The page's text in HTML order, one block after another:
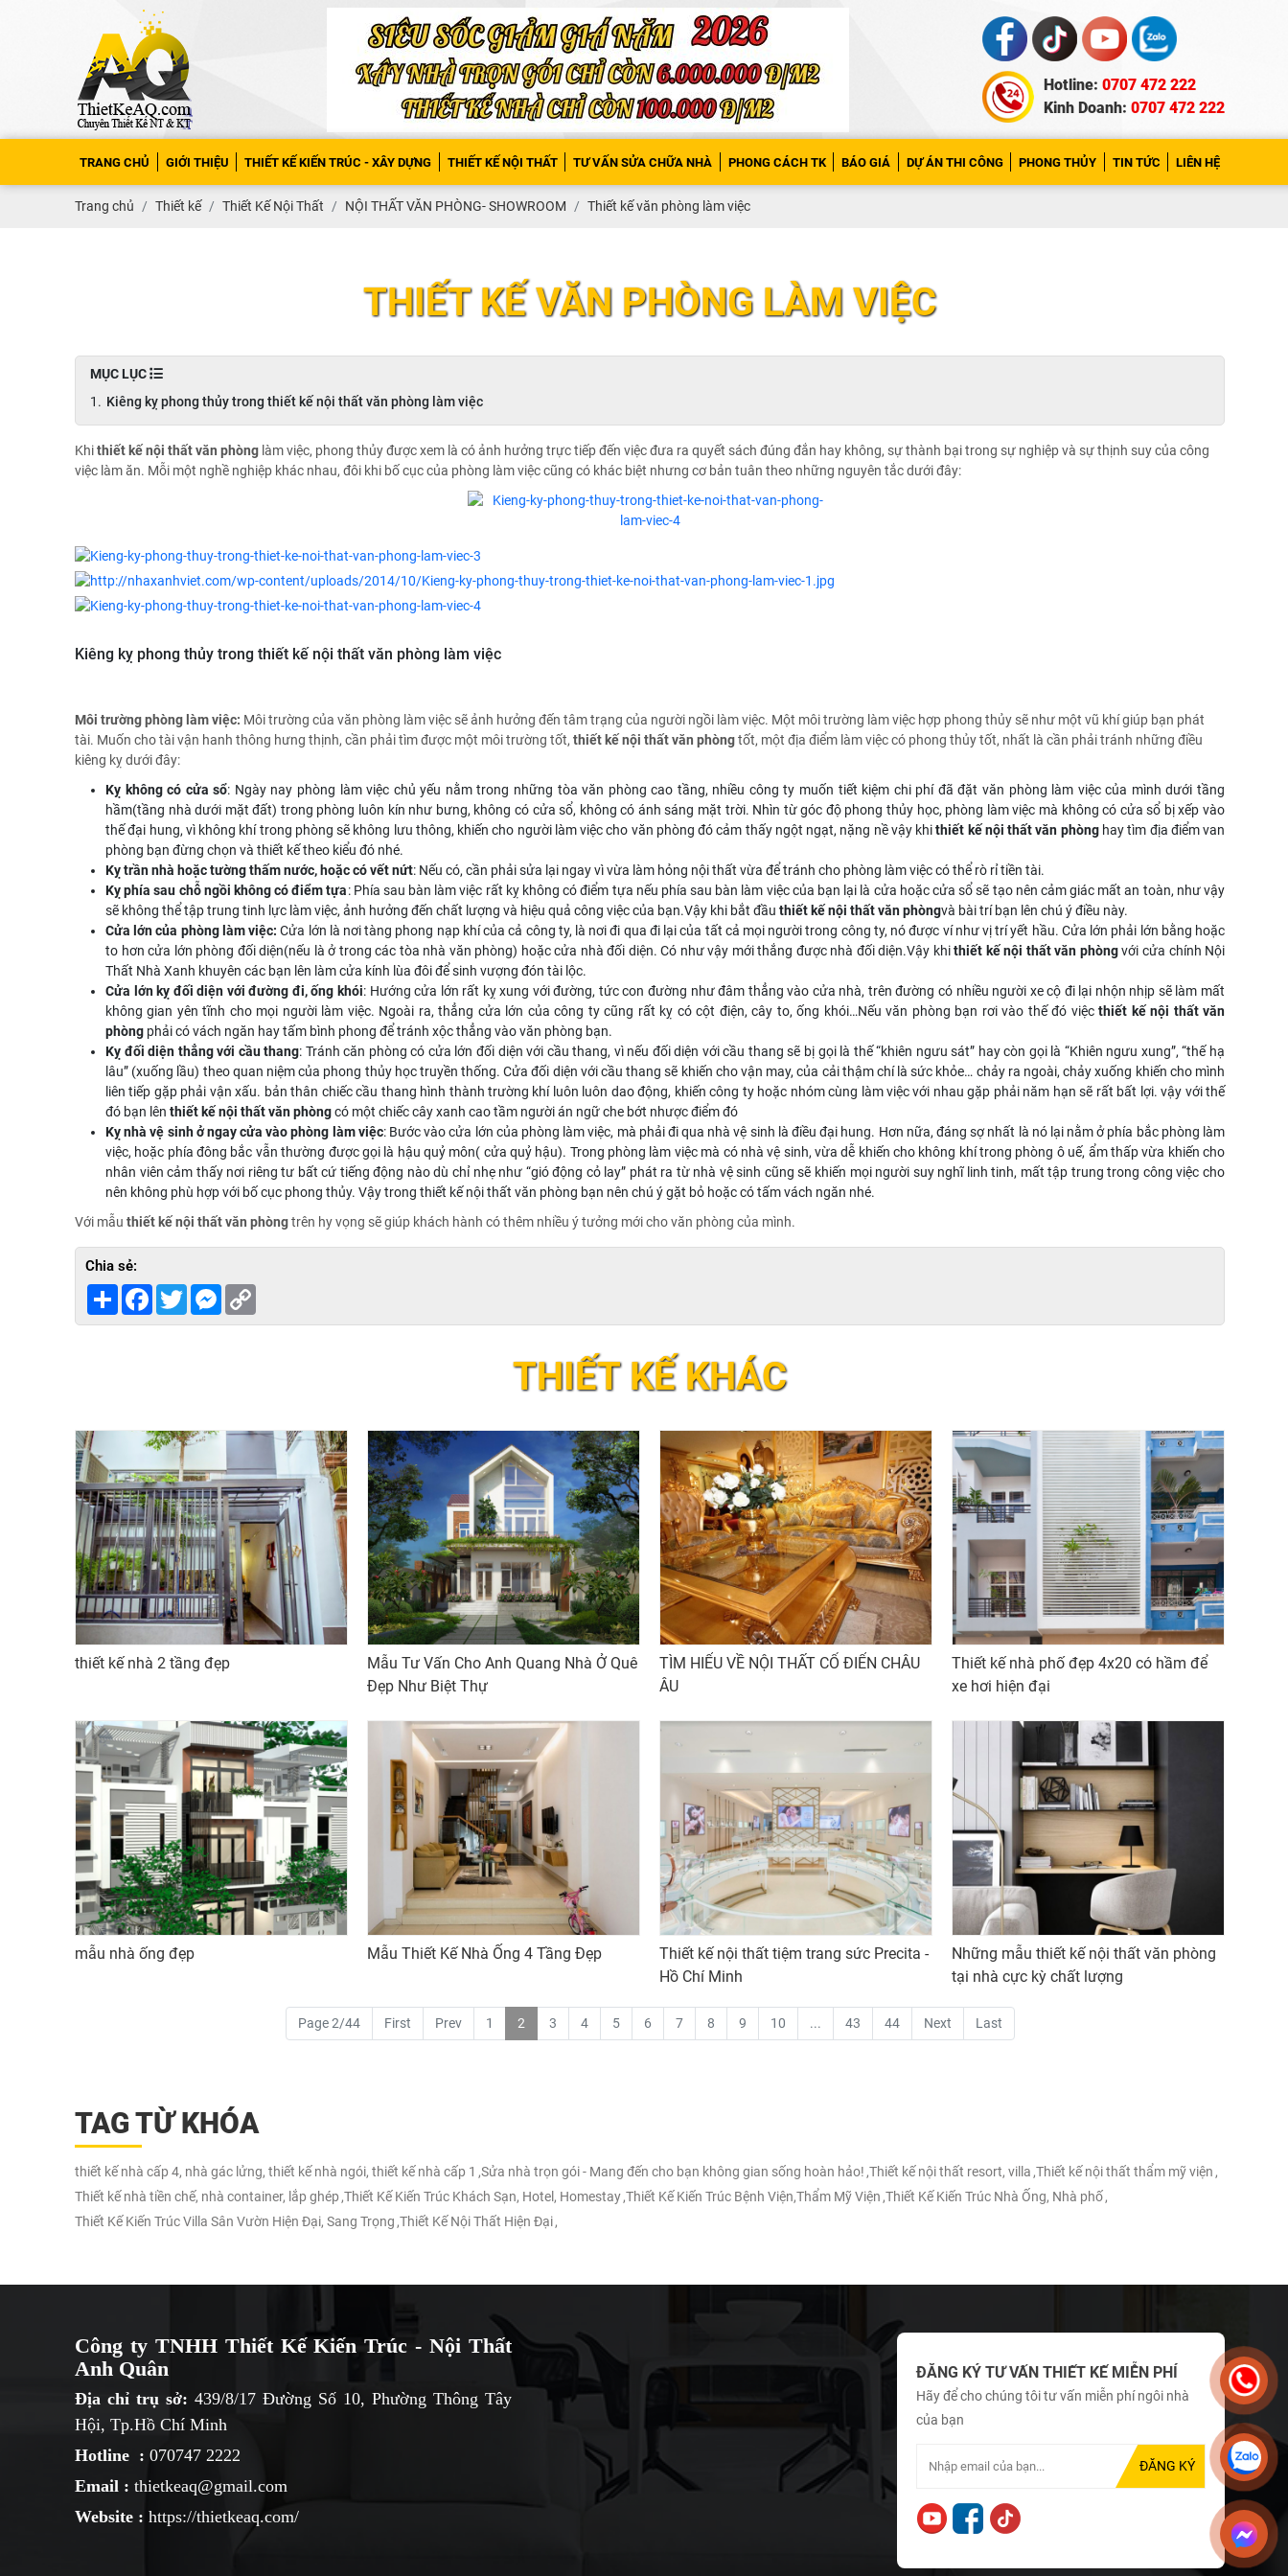
Hotline: 0707 472 222
Kinh Doanh: 0707 472 222
TRANG CHỦ GIỚI THIỆU THIẾT KẾ KIẾN TRÚC - XÂY DỰNG THIẾT KẾ NỘI THẤT TƯ VẤN SỬA CHỮA NHÀ PHONG CÁCH TK BÁO GIÁ DỰ ÁN THI CÔNG PHONG THỦY TIN TỨC LIÊN HỆ
Trang chủ Thiết kế Thiết Kế Nội Thất NỘI THẤT VĂN PHÒNG- SHOWROOM Thiết kế văn phòng làm việc
THIẾT KẾ VĂN PHÒNG LÀM VIỆC
MỤC LỤC
Kiêng kỵ phong thủy trong thiết kế nội thất văn phòng làm việc
Khithiết kế nội thất văn phòng làm việc, phong thủy được xem là có ảnh hưởng trực tiếp đến việc đưa ra quyết sách đúng đắn hay không, sự thành bại trong sự nghiệp và sự thịnh suy của công
việc làm ăn. Mỗi một nghề nghiệp khác nhau, đôi khi bố cục của phòng làm việc cũng có khác biệt nhưng cơ bản tuân theo những nguyên tắc dưới đây:
Kiêng kỵ phong thủy trong thiết kế nội thất văn phòng làm việc
Môi trường phòng làm việc: Môi trường của văn phòng làm việc sẽ ảnh hưởng đến tâm trạng của người ngồi làm việc. Một môi trường làm việc hợp phong thủy sẽ như một vũ khí giúp bạn phát
tài. Muốn cho tài vận hanh thông hưng thịnh, cần phải tìm được một môi trường tốt, thiết kế nội thất văn phòngtốt, một địa điểm làm việc có phong thủy tốt, nhất là cần phải tránh những điều
kiêng kỵ dưới đây:
Kỵ không có cửa sổ: Ngày nay phòng làm việc chủ yếu nằm trong những tòa văn phòng cao tầng, nhiều công ty muốn tiết kiệm chi phí đã đặt văn phòng làm việc của mình dưới tầng
hầm(tầng nhà dưới mặt đất) trong phòng luôn kín như bưng, không có cửa sổ, không có ánh sáng mặt trời. Nhìn từ góc độ phong thủy học, phòng làm việc mà không có cửa sổ bị xếp vào
thế đại hung, vì không khí trong phòng sẽ không lưu thông, khiến cho người làm việc cho văn phòng đó cảm thấy ngột ngạt, nặng nề vậy khithiết kế nội thất văn phònghay tìm địa điểm van
phòng bạn đừng chọn và thiết kế theo kiểu đó nhé.
Kỵ trần nhà hoặc tường thấm nước, hoặc có vết nứt: Nếu có, cần phải sửa lại ngay vì vừa làm hỏng nội thất vừa để tránh cho phòng làm việc có thể rò rỉ tiền tài.
Kỵ phía sau chỗ ngồi không có điểm tựa: Phía sau bàn làm việc rất kỵ không có điểm tựa nếu phía sau bàn làm việc của bạn lại là cửa hoặc cửa sổ sẽ tạo nên cảm giác mất an toàn, như vậy
sẽ không thể tập trung tinh lực làm việc, ảnh hưởng đến chất lượng và hiệu quả công việc của bạn.Vậy khi bắt đầu thiết kế nội thất văn phòngvà bài trí bạn lên chú ý điều này.
Cửa lớn của phòng làm việc:Cửa lớn là nơi tàng phong nạp khí của cả công ty, là nơi đi qua đi lại của tất cả mọi người trong công ty, nó được ví như vị trí yết hầu. Cửa lớn phải lớn bằng hoặc
to hơn cửa lớn phòng đối diện(nếu là ở trong các tòa nhà văn phòng) hoặc cửa nhà đối diện. Có như vậy mới thắng được nhà đối diện.Vậy khithiết kế nội thất văn phòngvới cửa chính Nội
Thất Nhà Xanh khuyên các bạn lên làm cửa kính lùa đôi để sinh vượng đón tài lộc.
Cửa lớn kỵ đối diện với đường đi, ống khói: Hướng cửa lớn rất kỵ xung với đường, tức con đường như đâm thẳng vào cửa nhà, trên đường có nhiều người xe cộ đi lại nhộn nhịp sẽ làm mất
không gian yên tĩnh cho mọi người làm việc. Ngoài ra, thẳng cửa lớn của công ty cũng rất kỵ có cột điện, cây to, ống khói…Nếu văn phòng bạn rơi vào thế đó việcthiết kế nội thất văn
phòng phải có vách ngăn hay tấm bình phong để tránh xộc thẳng vào văn phòng bạn.
Kỵ đối diện thẳng với cầu thang: Tránh căn phòng có cửa lớn đối diện với cầu thang, vì nếu đối diện với cầu thang sẽ bị gọi là thế “khiên ngưu sát” hay còn gọi là “Khiên ngưu xung”, “thế hạ
lâu” (xuống lầu) theo quan niệm của phong thủy học truyền thống. Cửa đối diện với cầu thang sẽ khiến cho vận may, của cải thậm chí là sức khỏe… chảy ra ngoài, chảy xuống khiến cho mình
liên tiếp gặp phải vận xấu. bản thân chiếc cầu thang hình thành trường khí luôn luôn dao động, khiến công ty hoặc nhóm cùng làm việc với nhau gặp phải năm hạn sẽ rất bất lợi. vậy với thế
đó bạn lên thiết kế nội thất văn phòngcó một chiếc cây xanh cao tầm người án ngữ che bớt nhược điểm đó
Kỵ nhà vệ sinh ở ngay cửa vào phòng làm việc: Bước vào cửa lớn của phòng làm việc, mà phải đi qua nhà vệ sinh là điều đại hung. Hơn nữa, đáng sợ nhất là nó lại nằm ở phía bắc phòng làm
việc, hoặc phía đông bắc vẫn thường được gọi là hậu quỷ môn( cửa quỷ hậu). Trong phòng làm việc mà có nhà vệ sinh, vừa dễ khiến cho không khí trong phòng ô uế, ẩm thấp vừa khiến cho
nhân viên cảm thấy nơi riêng tư bất cứ tiếng động nào dù chỉ nhẹ như “gió động cỏ lay” phát ra từ nhà vệ sinh cũng sẽ khiến mọi người suy nghĩ linh tinh, mất tập trung trong công việc cho
nên không phù hợp với bố cục phong thủy. Vậy trong thiết kế nội thất văn phòng bạn nên chú ý gặt bỏ hoặc có tấm vách ngăn nhé.
Với mẫu thiết kế nội thất văn phòngtrên hy vọng sẽ giúp khách hành có thêm nhiều ý tưởng mới cho văn phòng của mình.
Chia sẻ:
Share Facebook
TwitterMessenger
THIẾT KẾ KHÁC
thiết kế nhà 2 tầng đẹp
Mẫu Tư Vấn Cho Anh Quang Nhà Ở Quê
Đẹp Như Biệt Thự
TÌM HIỂU VỀ NỘI THẤT CỔ ĐIỂN CHÂU
ÂU
Thiết kế nhà phố đẹp 4x20 có hầm để
xe hơi hiện đại
mẫu nhà ống đẹp Mẫu Thiết Kế Nhà Ống 4 Tầng Đẹp
Thiết kế nội thất tiệm trang sức Precita -
Hồ Chí Minh
Những mẫu thiết kế nội thất văn phòng
tại nhà cực kỳ chất lượng
Page 2/44 First Prev 1 2 3 4 5 6 7 8 9 10 ... 43 44 Next Last
TAG TỪ KHÓA
thiết kế nhà cấp 4, nhà gác lửng, thiết kế nhà ngói, thiết kế nhà cấp 1 ,Sửa nhà trọn gói - Mang đến cho bạn không gian sống hoàn hảo! ,Thiết kế nội thất resort, villa ,Thiết kế nội thất thẩm mỹ viện ,
Thiết kế nhà tiền chế, nhà container, lắp ghép ,Thiết Kế Kiến Trúc Khách Sạn, Hotel, Homestay,Thiết Kế Kiến Trúc Bệnh Viện,Thẩm Mỹ Viện ,Thiết Kế Kiến Trúc Nhà Ống, Nhà phố,
Thiết Kế Kiến Trúc Villa Sân Vườn Hiện Đại, Sang Trọng ,Thiết Kế Nội Thất Hiện Đại,
Công ty TNHH Thiết Kế Kiến Trúc - Nội Thất
Anh Quân
Địa chỉ trụ sở: 439/8/17 Đường Số 10, Phường Thông Tây
Hội, Tp.Hồ Chí Minh
Hotline : 070747 2222
Email : thietkeaq@gmail.com
Website : https://thietkeaq.com/
ĐĂNG KÝ TƯ VẤN THIẾT KẾ MIỄN PHÍ
Hãy để cho chúng tôi tư vấn miễn phí ngôi nhà
của bạn